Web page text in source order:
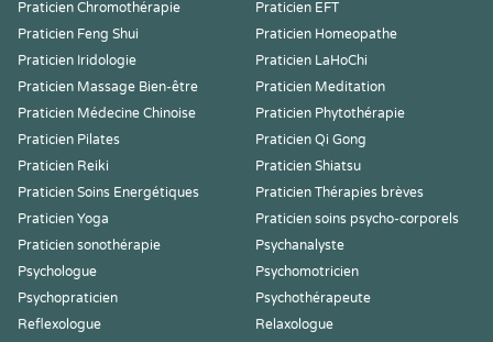
Praticien Chromothérapie
Praticien EFT
Praticien Feng Shui
Praticien Homeopathe
Praticien Iridologie
Praticien LaHoChi
Praticien Massage Bien-être
Praticien Meditation
Praticien Médecine Chinoise
Praticien Phytothérapie
Praticien Pilates
Praticien Qi Gong
Praticien Reiki
Praticien Shiatsu
Praticien Soins Energétiques
Praticien Thérapies brèves
Praticien Yoga
Praticien soins psycho-corporels
Praticien sonothérapie
Psychanalyste
Psychologue
Psychomotricien
Psychopraticien
Psychothérapeute
Reflexologue
Relaxologue